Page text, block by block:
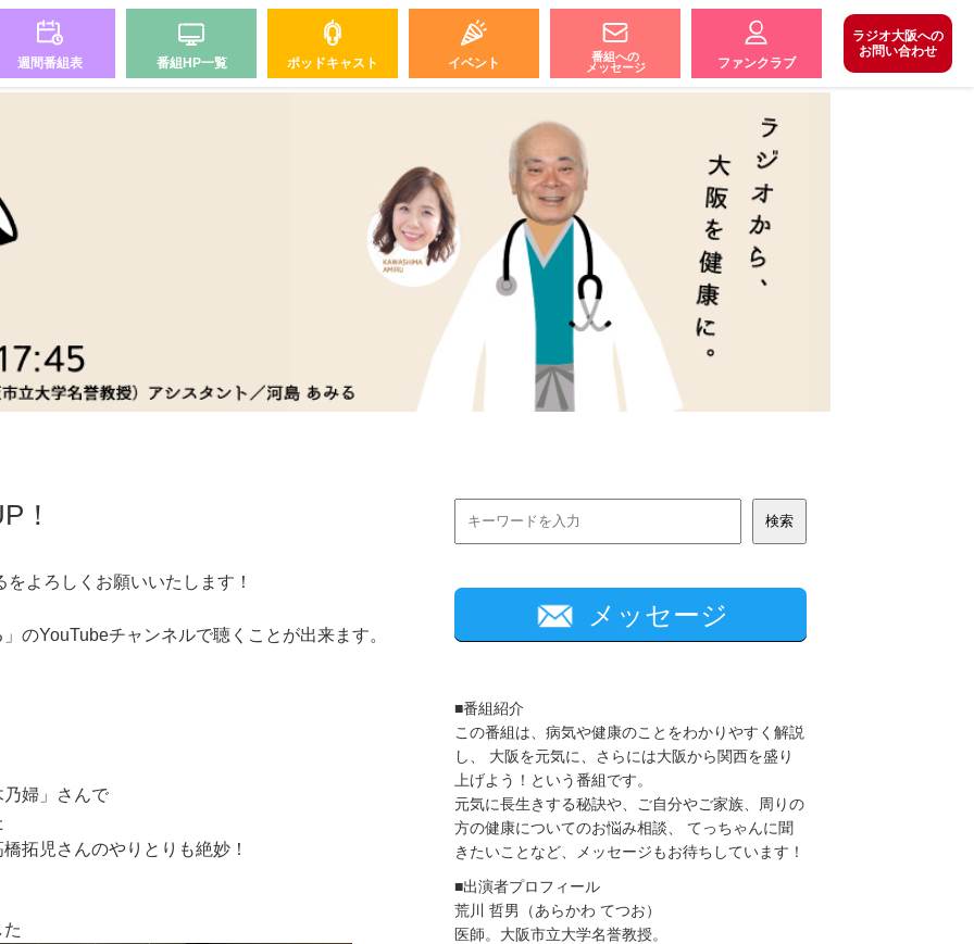
週間番組表 番組HP一覧 ポッドキャスト イベント
番組への
メッセージ
ファンクラブ
ラジオ大阪への
お問い合わせ
！
よろしくお願いいたします！
YouTubeチャンネルで聴くことが出来ます。
婦」さんで
拓児さんのやりとりも絶妙！
メッセージ
■番組紹介
この番組は、病気や健康のことをわかりやすく解説
し、 大阪を元気に、さらには大阪から関西を盛り
上げよう！という番組です。
元気に長生きする秘訣や、ご自分やご家族、周りの
方の健康についてのお悩み相談、 てっちゃんに聞
きたいことなど、メッセージもお待ちしています！
■出演者プロフィール
荒川 哲男（あらかわ てつお）
医師。大阪市立大学名誉教授。